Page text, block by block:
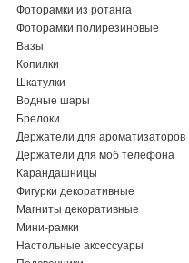
Фоторамки из ротанга
Фоторамки полирезиновые
Вазы
Копилки
Шкатулки
Водные шары
Брелоки
Держатели для ароматизаторов
Держатели для моб телефона
Карандашницы
Фигурки декоративные
Магниты декоративные
Мини-рамки
Настольные аксессуары